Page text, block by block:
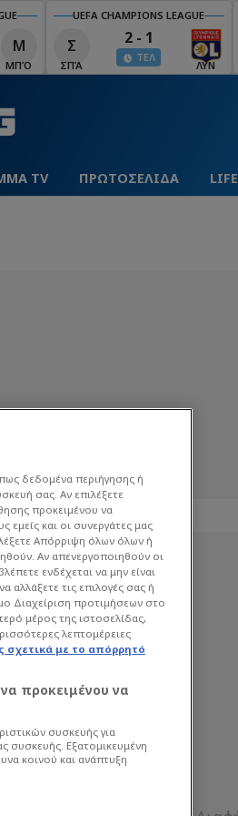
Μ
ΜΠΌ
UEFA CHAMPIONS LEAGUE
Σ
ΣΠΆ
2 - 1
ΤΕΛ
ΛΥΝ
TV ΠΡΩΤΟΣΕΛΙΔΑ LIFE
δεδομένα περιήγησης ή
σας. Αν επιλέξετε
προκειμένου να
και οι συνεργάτες μας
Απόρριψη όλων όλων ή
Αν απενεργοποιηθούν οι
ενδέχεται να μην είναι
αλλάξετε τις επιλογές σας ή
Διαχείριση προτιμήσεων στο
μέρος της ιστοσελίδας,
λεπτομέρειες
σχετικά με το απόρρητό
προκειμένου να
συσκευής για
συσκευής. Εξατομικευμένη
κοινού και ανάπτυξη